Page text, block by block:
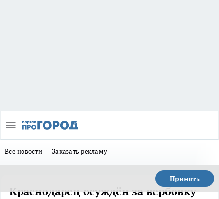
Все новости Заказать рекламу
Принять
Краснодарец осуждён за вербовку